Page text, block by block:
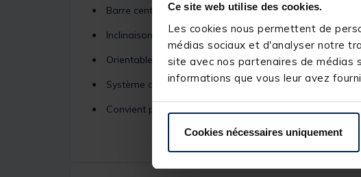
Ce site web utilise des cookies.
Les cookies nous permettent de
médias sociaux et d'analyser notre
site avec nos partenaires de médias
informations que vous leur avez
Cookies nécessaires uniquement
Barre centrale réglable
Inclinaison réglable
Orientable de gache à droite
Système de fixation robuste
Convient pour les tableau arrière d'une embarcation